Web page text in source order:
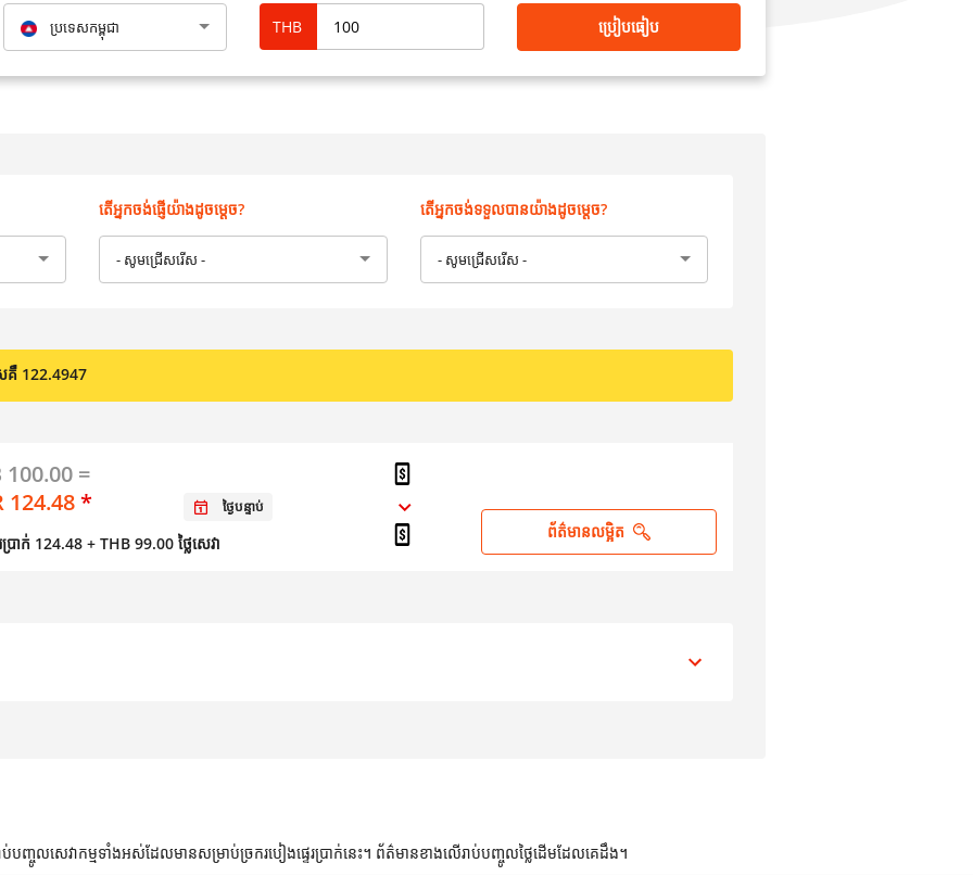
ប្រទេសកម្ពុជា THB ប្រៀបធៀប
តើអ្នកចង់ផ្ញើយ៉ាងដូចម្តេច?
- សូមជ្រើសរើស -
តើអ្នកចង់ទទួលបានយ៉ាងដូចម្តេច?
- សូមជ្រើសរើស -
សគឺ 122.4947
100.00 =
124.48*
ប្រាក់ 124.48 + THB 99.00 ថ្លៃសេវា
ថ្ងៃបន្ទាប់​
ព័ត៌មានលម្អិត
បញ្ចូលសេវាកម្មទាំងអស់ដែលមានសម្រាប់ច្រករបៀងផ្ទេរប្រាក់នេះ។ ព័ត៌មានខាងលើរាប់បញ្ចូលថ្លៃដើមដែលគេដឹង។